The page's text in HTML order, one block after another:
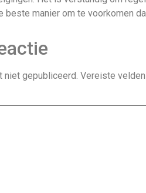
beste manier om te voorkomen
niet gepubliceerd. Vereiste